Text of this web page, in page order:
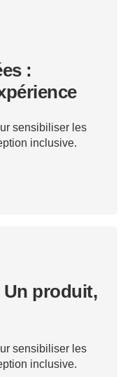
:
sensibiliser les
inclusive.
Un produit,
sensibiliser les
inclusive.